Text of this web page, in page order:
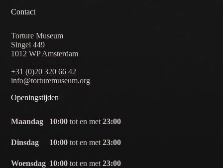
Contact
Torture Museum
Singel 449
1012 WP Amsterdam
+31 (0)20 320 66 42
info@torturemuseum.org
Openingstijden
Maandag
Dinsdag
Woensdag
10:00 tot en met23:00
10:00 tot en met23:00
10:00 tot en met23:00